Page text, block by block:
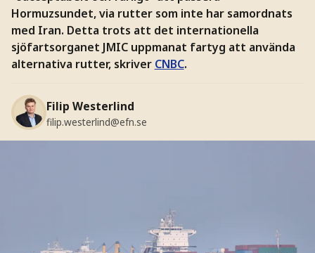
Hormuzsundet, via rutter som inte har samordnats
med Iran. Detta trots att det internationella
sjöfartsorganet JMIC uppmanat fartyg att använda
alternativa rutter, skriver CNBC.
Filip Westerlind
filip.westerlind@efn.se